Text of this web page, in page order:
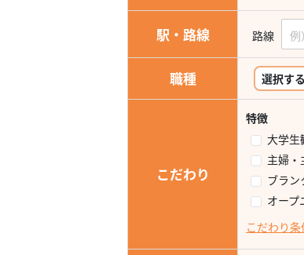
駅・路線 路線
職種 選択する
こだわり
特徴
大学生
主婦・
ブラン
オープ
こだわり